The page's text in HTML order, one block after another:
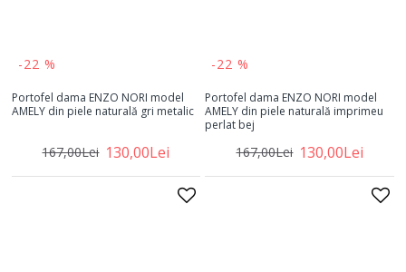
-22 %
Portofel dama ENZO NORI model
AMELY din piele naturală gri metalic
130,00Lei
167,00Lei
-22 %
Portofel dama ENZO NORI model
AMELY din piele naturală imprimeu
perlat bej
130,00Lei
167,00Lei